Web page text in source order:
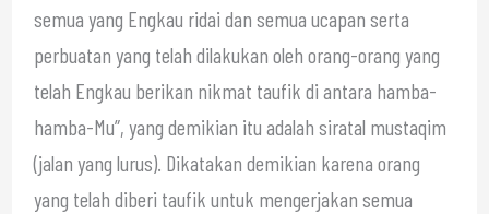
semua yang Engkau ridai dan semua ucapan serta
perbuatan yang telah dilakukan oleh orang-orang yang
telah Engkau berikan nikmat taufik di antara hamba-
hamba-Mu”, yang demikian itu adalah siratal mustaqim
(jalan yang lurus). Dikatakan demikian karena orang
yang telah diberi taufik untuk mengerjakan semua